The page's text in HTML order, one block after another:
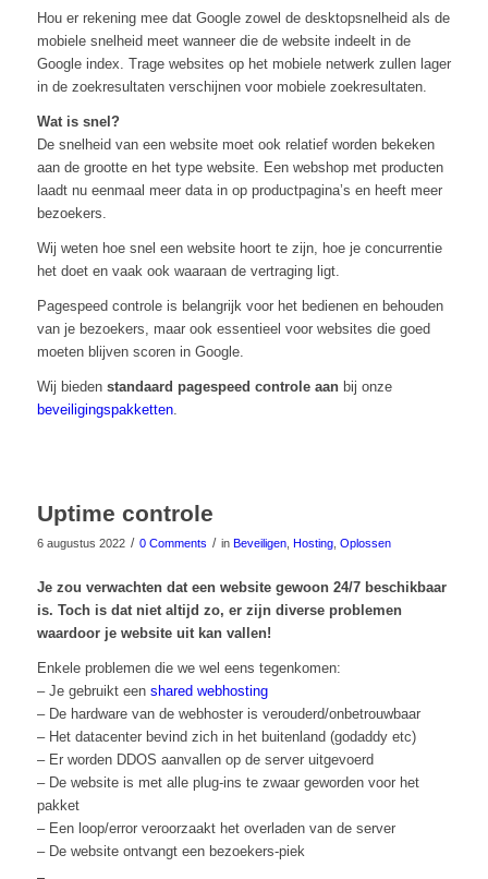
Hou er rekening mee dat Google zowel de desktopsnelheid als de
mobiele snelheid meet wanneer die de website indeelt in de
Google index. Trage websites op het mobiele netwerk zullen lager
in de zoekresultaten verschijnen voor mobiele zoekresultaten.
Wat is snel?
De snelheid van een website moet ook relatief worden bekeken
aan de grootte en het type website. Een webshop met producten
laadt nu eenmaal meer data in op productpagina’s en heeft meer
bezoekers.
Wij weten hoe snel een website hoort te zijn, hoe je concurrentie
het doet en vaak ook waaraan de vertraging ligt.
Pagespeed controle is belangrijk voor het bedienen en behouden
van je bezoekers, maar ook essentieel voor websites die goed
moeten blijven scoren in Google.
Wij bieden standaard pagespeed controle aanbij onze
beveiligingspakketten.
Uptime controle
6 augustus 2022 / 0 Comments / in Beveiligen, Hosting, Oplossen
Je zou verwachten dat een website gewoon 24/7 beschikbaar
is. Toch is dat niet altijd zo, er zijn diverse problemen
waardoor je website uit kan vallen!
Enkele problemen die we wel eens tegenkomen:
– Je gebruikt een shared webhosting
– De hardware van de webhoster is verouderd/onbetrouwbaar
– Het datacenter bevind zich in het buitenland (godaddy etc)
– Er worden DDOS aanvallen op de server uitgevoerd
– De website is met alle plug-ins te zwaar geworden voor het
pakket
– Een loop/error veroorzaakt het overladen van de server
– De website ontvangt een bezoekers-piek